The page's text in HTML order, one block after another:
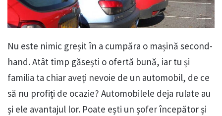
Nu este nimic greșit în a cumpăra o mașină second-
hand. Atât timp găsești o ofertă bună, iar tu și
familia ta chiar aveți nevoie de un automobil, de ce
să nu profiți de ocazie? Automobilele deja rulate au
și ele avantajul lor. Poate ești un șofer începător și